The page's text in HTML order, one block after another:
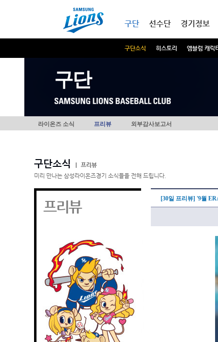
구단
구단소식 히스토리 엠블럼 캐릭
선수단 경기정보
구단
라이온즈 소식 프리뷰 외부감사보고서
구단소식
프리뷰
미리 만나는 삼성라이온즈경기 소식들을 전해 드립니다.
프리뷰 [30일 프리뷰] '9월